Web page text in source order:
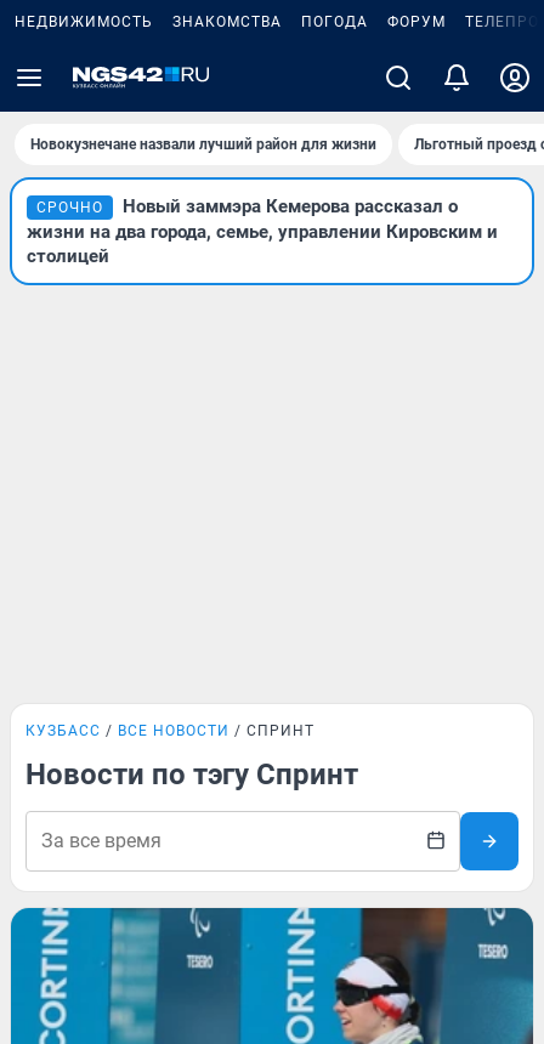
НЕДВИЖИМОСТЬ ЗНАКОМСТВА ПОГОДА ФОРУМ
Новокузнечане назвали лучший район для жизни Льготный проезд
СРОЧНО
Новый заммэра Кемерова рассказал о
жизни на два города, семье, управлении Кировским и
столицей
КУЗБАСС ВСЕ НОВОСТИ СПРИНТ
Новости по тэгу Спринт